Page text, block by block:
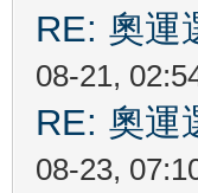
RE: 奧
08-21,
RE: 奧
08-23,